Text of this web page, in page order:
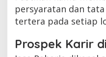
persyaratan dan
tertera pada setiap
Prospek Karir